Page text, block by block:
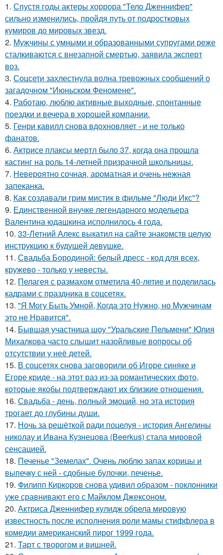
1. Спустя годы актеры хоррора "Тело Дженнифер"
сильно изменились, пройдя путь от подростковых
кумиров до мировых звезд.
2. Мужчины с умными и образованными супругами реже
сталкиваются с внезапной смертью, заявила эксперт
воз.
3. Соцсети захлестнула волна тревожных сообщений о
загадочном "Июньском Феномене".
4. Работаю, люблю активные выходные, спонтанные
поездки и вечера в хорошей компании.
5. Генри кавилл снова вдохновляет - и не только
фанатов.
6. Актрисе плаксы мертл было 37, когда она прошла
кастинг на роль 14-летней призрачной школьницы.
7. Невероятно сочная, ароматная и очень нежная
запеканка.
8. Как создавали грим мистик в фильме "Люди Икс"?
9. Единственной внучке легендарного модельера
Валентина юдашкина исполнилось 4 года.
10. 33-Летний Алекс выкатил на сайте знакомств целую
инструкцию к будущей девушке.
11. Свадьба Бородиной: белый дресс - код для всех,
кружево - только у невесты.
12. Пелагея с размахом отметила 40-летие и поделилась
кадрами с праздника в соцсетях.
13. "Я Могу Быть Умной, Когда это Нужно, но Мужчинам
это не Нравится".
14. Бывшая участница шоу "Уральские Пельмени" Юлия
Михалкова часто слышит назойливые вопросы об
отсутствии у неё детей.
15. В соцсетях снова заговорили об Игоре синяке и
Егоре криде - на этот раз из-за романтических фото,
которые якобы подтверждают их близкие отношения.
16. Свадьба - день, полный эмоций, но эта история
трогает до глубины души.
17. Ночь за решёткой ради поцелуя - история Ангелины
николау и Ивана Кузнецова (Beerkus) стала мировой
сенсацией.
18. Печенье "Земелах". Очень люблю запах корицы и
выпечку с ней - сдобные булочки, печенье.
19. Филипп Киркоров снова удивил образом - поклонники
уже сравнивают его с Майклом Джексоном.
20. Актриса Дженнифер кулидж обрела мировую
известность после исполнения роли мамы стиффлера в
комедии американский пирог 1999 года.
21. Тарт с творогом и вишней.